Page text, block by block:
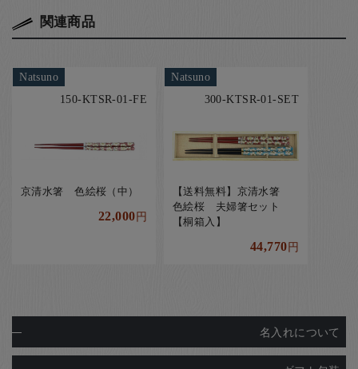
関連商品
Natsuno
150-KTSR-01-FE
京清水箸 色絵桜（中）
22,000円
Natsuno
300-KTSR-01-SET
【送料無料】京清水箸
色絵桜 夫婦箸セット
【桐箱入】
44,770円
名入れについて